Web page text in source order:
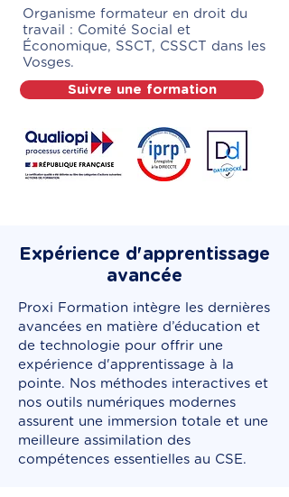
Organisme formateur en droit du
travail : Comité Social et
Économique, SSCT, CSSCT dans les
Vosges.
Suivre une formation
Expérience d'apprentissage
avancée
Proxi Formation intègre les dernières
avancées en matière d’éducation et
de technologie pour offrir une
expérience d'apprentissage à la
pointe. Nos méthodes interactives et
nos outils numériques modernes
assurent une immersion totale et une
meilleure assimilation des
compétences essentielles au CSE.